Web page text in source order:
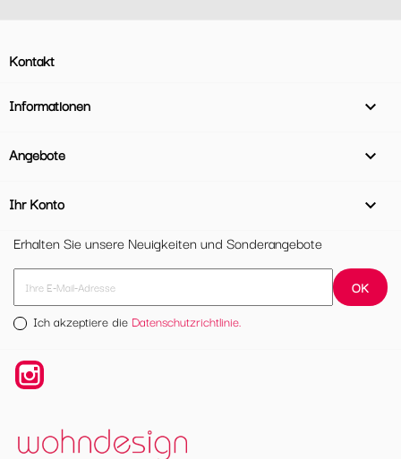
Kontakt
Informationen 
Angebote 
Ihr Konto

Erhalten Sie unsere Neuigkeiten und Sonderangebote
Ich akzeptiere die Datenschutzrichtlinie.